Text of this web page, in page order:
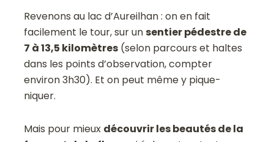
Revenons au lac d’Aureilhan : on en fait
facilement le tour, sur unsentier pédestre de
7 à 13,5 kilomètres (selon parcours et haltes
dans les points d’observation, compter
environ 3h30). Et on peut même y pique-
niquer.
Mais pour mieux découvrir les beautés de la